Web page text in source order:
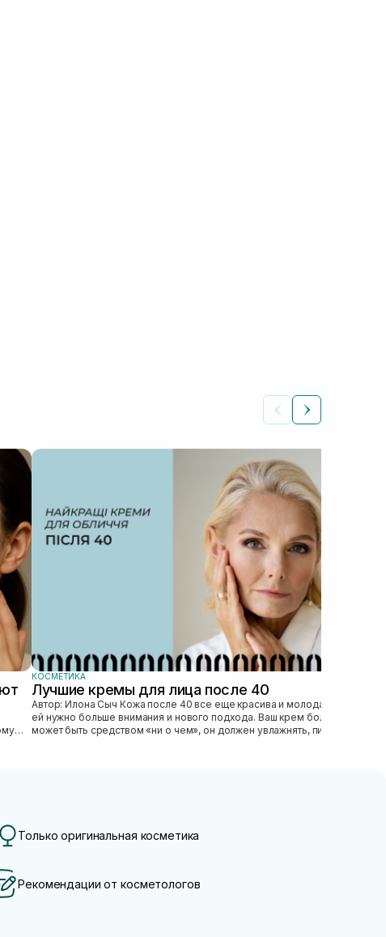
КОСМЕТИКА
Лучшие кремы для лица после 40
Автор: Илона Сыч Кожа после 40 все еще красива и молода, просто
ей нужно больше внимания и нового подхода. Ваш крем больше не
может быть средством «ни о чем», он должен увлажнять, питать,
Только оригинальная косметика
Рекомендации от косметологов